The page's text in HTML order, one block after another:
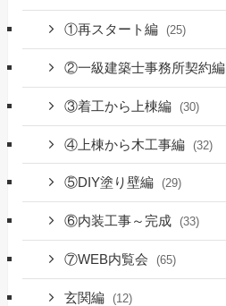
①再スタート編 (25)
②一級建築士事務所契約編
③着工から上棟編 (30)
④上棟から木工事編 (32)
⑤DIY塗り壁編 (29)
⑥内装工事～完成 (33)
⑦WEB内覧会 (65)
玄関編 (12)